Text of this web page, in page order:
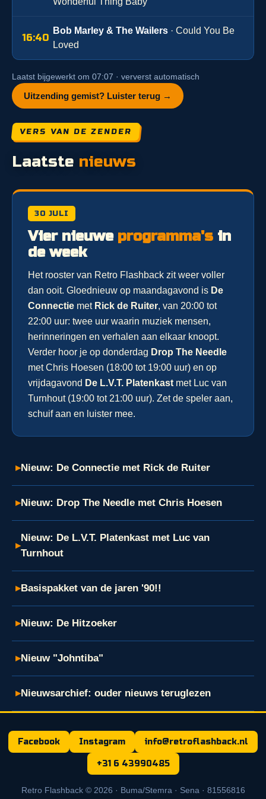
16:40
Bob Marley & The Wailers · Could You Be
Loved
Laatst bijgewerkt om 07:07 · ververst automatisch
Uitzending gemist? Luister terug →
VERS VAN DE ZENDER
Laatste nieuws
30 JULI
Vier nieuwe programma's in
de week
Het rooster van Retro Flashback zit weer voller
dan ooit. Gloednieuw op maandagavond is De
Connectie met Rick de Ruiter, van 20:00 tot
22:00 uur: twee uur waarin muziek mensen,
herinneringen en verhalen aan elkaar knoopt.
Verder hoor je op donderdag Drop The Needle
met Chris Hoesen (18:00 tot 19:00 uur) en op
vrijdagavond De L.V.T. Platenkast met Luc van
Turnhout (19:00 tot 21:00 uur). Zet de speler aan,
schuif aan en luister mee.
▸Nieuw: De Connectie met Rick de Ruiter
▸Nieuw: Drop The Needle met Chris Hoesen
▸
Nieuw: De L.V.T. Platenkast met Luc van
Turnhout
▸Basispakket van de jaren '90!!
▸Nieuw: De Hitzoeker
▸Nieuw "Johntiba"
▸Nieuwsarchief: ouder nieuws teruglezen
Facebook Instagram info@retroflashback.nl
+31 6 43990485
Retro Flashback © 2026 · Buma/Stemra · Sena · 81556816